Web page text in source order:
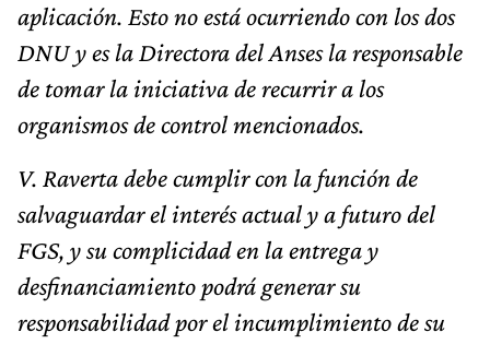
aplicación. Esto no está ocurriendo con los dos
DNU y es la Directora del Anses la responsable
de tomar la iniciativa de recurrir a los
organismos de control mencionados.
V. Raverta debe cumplir con la función de
salvaguardar el interés actual y a futuro del
FGS, y su complicidad en la entrega y
desfinanciamiento podrá generar su
responsabilidad por el incumplimiento de su